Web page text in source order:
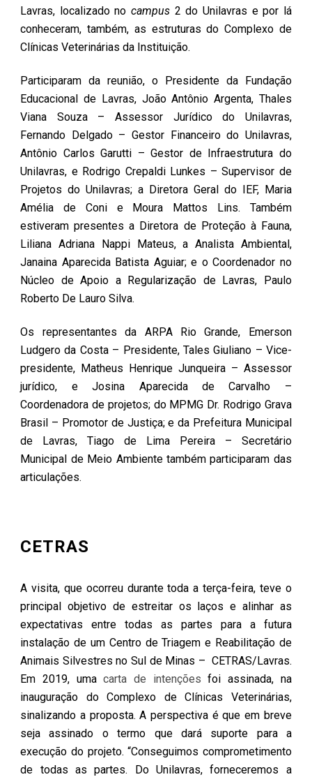
Lavras, localizado nocampus 2 do Unilavras e por lá
conheceram, também, as estruturas do Complexo de
Clínicas Veterinárias da Instituição.
Participaram da reunião, o Presidente da Fundação
Educacional de Lavras, João Antônio Argenta, Thales
Viana Souza – Assessor Jurídico do Unilavras,
Fernando Delgado – Gestor Financeiro do Unilavras,
Antônio Carlos Garutti – Gestor de Infraestrutura do
Unilavras, e Rodrigo Crepaldi Lunkes – Supervisor de
Projetos do Unilavras; a Diretora Geral do IEF, Maria
Amélia de Coni e Moura Mattos Lins. Também
estiveram presentes a Diretora de Proteção à Fauna,
Liliana Adriana Nappi Mateus, a Analista Ambiental,
Janaina Aparecida Batista Aguiar; e o Coordenador no
Núcleo de Apoio a Regularização de Lavras, Paulo
Roberto De Lauro Silva.
Os representantes da ARPA Rio Grande, Emerson
Ludgero da Costa – Presidente, Tales Giuliano – Vice-
presidente, Matheus Henrique Junqueira – Assessor
jurídico, e Josina Aparecida de Carvalho –
Coordenadora de projetos; do MPMG Dr. Rodrigo Grava
Brasil – Promotor de Justiça; e da Prefeitura Municipal
de Lavras, Tiago de Lima Pereira – Secretário
Municipal de Meio Ambiente também participaram das
articulações.
CETRAS
A visita, que ocorreu durante toda a terça-feira, teve o
principal objetivo de estreitar os laços e alinhar as
expectativas entre todas as partes para a futura
instalação de um Centro de Triagem e Reabilitação de
Animais Silvestres no Sul de Minas – CETRAS/Lavras.
Em 2019, umacarta de intenções foi assinada, na
inauguração do Complexo de Clínicas Veterinárias,
sinalizando a proposta. A perspectiva é que em breve
seja assinado o termo que dará suporte para a
execução do projeto. “Conseguimos comprometimento
de todas as partes. Do Unilavras, forneceremos a